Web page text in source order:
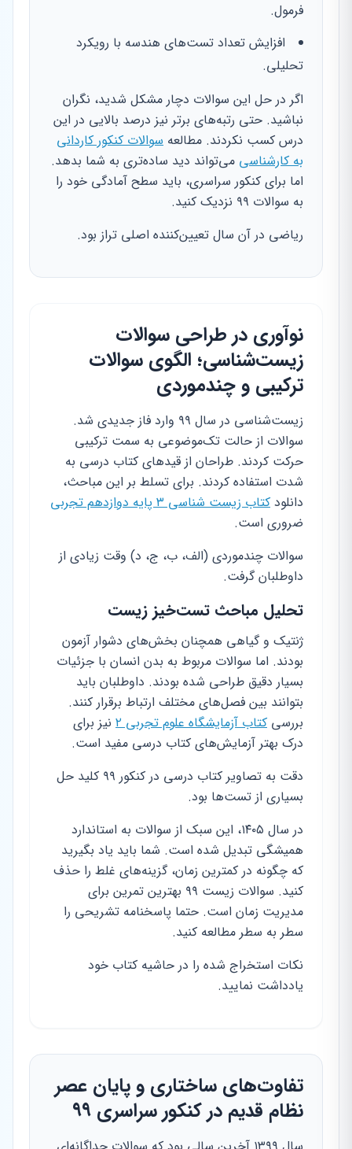
فرمول.
افزایش تعداد تست‌های هندسه با رویکرد
تحلیلی.
اگر در حل این سوالات دچار مشکل شدید، نگران
نباشید. حتی رتبه‌های برتر نیز درصد بالایی در این
درس کسب نکردند. مطالعه سوالات کنکور کاردانی
به کارشناسی می‌تواند دید ساده‌تری به شما بدهد.
اما برای کنکور سراسری، باید سطح آمادگی خود را
به سوالات ۹۹ نزدیک کنید.
ریاضی در آن سال تعیین‌کننده اصلی تراز بود.
نوآوری در طراحی سوالات
زیست‌شناسی؛ الگوی سوالات
ترکیبی و چندموردی
زیست‌شناسی در سال ۹۹ وارد فاز جدیدی شد.
سوالات از حالت تک‌موضوعی به سمت ترکیبی
حرکت کردند. طراحان از قیدهای کتاب درسی به
شدت استفاده کردند. برای تسلط بر این مباحث،
دانلود کتاب زیست شناسی ۳ پایه دوازدهم تجربی
ضروری است.
سوالات چندموردی (الف، ب، ج، د) وقت زیادی از
داوطلبان گرفت.
تحلیل مباحث تست‌خیز زیست
ژنتیک و گیاهی همچنان بخش‌های دشوار آزمون
بودند. اما سوالات مربوط به بدن انسان با جزئیات
بسیار دقیق طراحی شده بودند. داوطلبان باید
بتوانند بین فصل‌های مختلف ارتباط برقرار کنند.
بررسی کتاب آزمایشگاه علوم تجربی ۲ نیز برای
درک بهتر آزمایش‌های کتاب درسی مفید است.
دقت به تصاویر کتاب درسی در کنکور ۹۹ کلید حل
بسیاری از تست‌ها بود.
در سال ۱۴۰۵، این سبک از سوالات به استاندارد
همیشگی تبدیل شده است. شما باید یاد بگیرید
که چگونه در کمترین زمان، گزینه‌های غلط را حذف
کنید. سوالات زیست ۹۹ بهترین تمرین برای
مدیریت زمان است. حتما پاسخنامه تشریحی را
سطر به سطر مطالعه کنید.
نکات استخراج شده را در حاشیه کتاب خود
یادداشت نمایید.
تفاوت‌های ساختاری و پایان عصر
نظام قدیم در کنکور سراسری ۹۹